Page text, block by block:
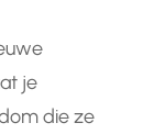
je
die ze